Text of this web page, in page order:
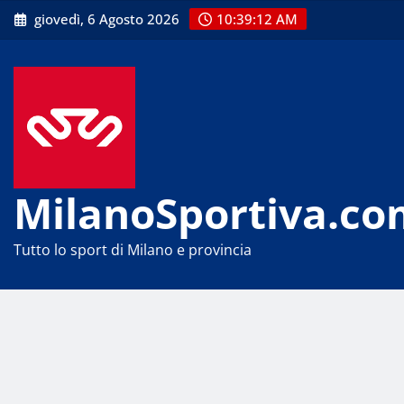
Skip
to
giovedì, 6 Agosto 2026 10:39:13 AM
Tutto lo sport di Milano e provincia